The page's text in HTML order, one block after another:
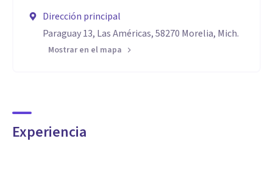
Dirección principal
Paraguay 13, Las Américas, 58270 Morelia, Mich.
Mostrar en el mapa
Experiencia